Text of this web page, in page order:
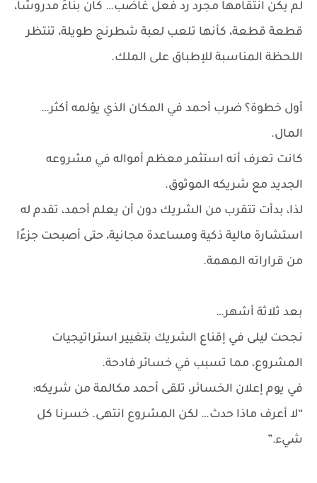
لم يكن انتقامها مجرد رد فعل غاضب… كان بناءً مدروسًا،
قطعة قطعة، كأنها تلعب لعبة شطرنج طويلة، تنتظر
اللحظة المناسبة للإطباق على الملك.
أول خطوة؟ ضرب أحمد في المكان الذي يؤلمه أكثر…
المال.
كانت تعرف أنه استثمر معظم أمواله في مشروعه
الجديد مع شريكه الموثوق.
لذا، بدأت تتقرب من الشريك دون أن يعلم أحمد، تقدم له
استشارة مالية ذكية ومساعدة مجانية، حتى أصبحت جزءًا
من قراراته المهمة.
بعد ثلاثة أشهر…
نجحت ليلى في إقناع الشريك بتغيير استراتيجيات
المشروع، مما تسبب في خسائر فادحة.
في يوم إعلان الخسائر، تلقى أحمد مكالمة من شريكه:
“لا أعرف ماذا حدث… لكن المشروع انتهى. خسرنا كل
شيء.”